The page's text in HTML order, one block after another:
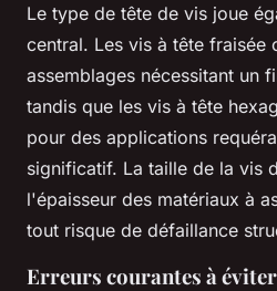
Le type de tête de vis joue
central. Les vis à tête fraisée
assemblages nécessitant un
tandis que les vis à tête
pour des applications
significatif. La taille de la vis
l'épaisseur des matériaux à
tout risque de défaillance
Erreurs courantes à